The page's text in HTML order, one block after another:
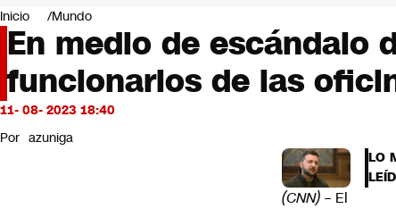
Mundo
Negocios
Deportes
Programas completos
Cultura
Servicios
CNN Data
Inicio Mundo
En medio de escándalo
funcionarios de las
11- 08- 2023 18:40
Por azuniga
(CNN) – El
LO